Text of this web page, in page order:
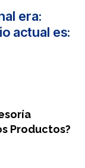
era:
actual es:
Productos?